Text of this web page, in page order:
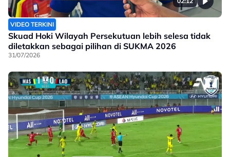
VIDEO TERKINI
Skuad Hoki Wilayah Persekutuan lebih selesa tidak
diletakkan sebagai pilihan di SUKMA 2026
31/07/2026